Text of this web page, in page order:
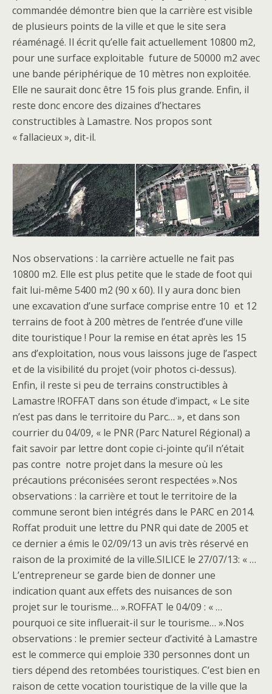
commandée démontre bien que la carrière est visible
de plusieurs points de la ville et que le site sera
réaménagé. Il écrit qu’elle fait actuellement 10800 m2,
pour une surface exploitable future de 50000 m2 avec
une bande périphérique de 10 mètres non exploitée.
Elle ne saurait donc être 15 fois plus grande. Enfin, il
reste donc encore des dizaines d’hectares
constructibles à Lamastre. Nos propos sont
« fallacieux », dit-il.
Nos observations : la carrière actuelle ne fait pas
10800 m2. Elle est plus petite que le stade de foot qui
fait lui-même 5400 m2 (90 x 60). Il y aura donc bien
une excavation d’une surface comprise entre 10 et 12
terrains de foot à 200 mètres de l’entrée d’une ville
dite touristique ! Pour la remise en état après les 15
ans d’exploitation, nous vous laissons juge de l’aspect
et de la visibilité du projet (voir photos ci-dessus).
Enfin, il reste si peu de terrains constructibles à
Lamastre !ROFFAT dans son étude d’impact, « Le site
n’est pas dans le territoire du Parc… », et dans son
courrier du 04/09, « le PNR (Parc Naturel Régional) a
fait savoir par lettre dont copie ci-jointe qu’il n’était
pas contre notre projet dans la mesure où les
précautions préconisées seront respectées ».Nos
observations : la carrière et tout le territoire de la
commune seront bien intégrés dans le PARC en 2014.
Roffat produit une lettre du PNR qui date de 2005 et
ce dernier a émis le 02/09/13 un avis très réservé en
raison de la proximité de la ville.SILICE le 27/07/13: « …
L’entrepreneur se garde bien de donner une
indication quant aux effets des nuisances de son
projet sur le tourisme… ».ROFFAT le 04/09 : « …
pourquoi ce site influerait-il sur le tourisme… ».Nos
observations : le premier secteur d’activité à Lamastre
est le commerce qui emploie 330 personnes dont un
tiers dépend des retombées touristiques. C’est bien en
raison de cette vocation touristique de la ville que la